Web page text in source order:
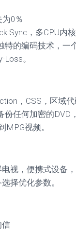
0％
Sync，多CPU内
的编码技术，一
Loss。
，CSS，区域
份任何加密的
MPG视频。
视，便携式设备
择优化参数。
信